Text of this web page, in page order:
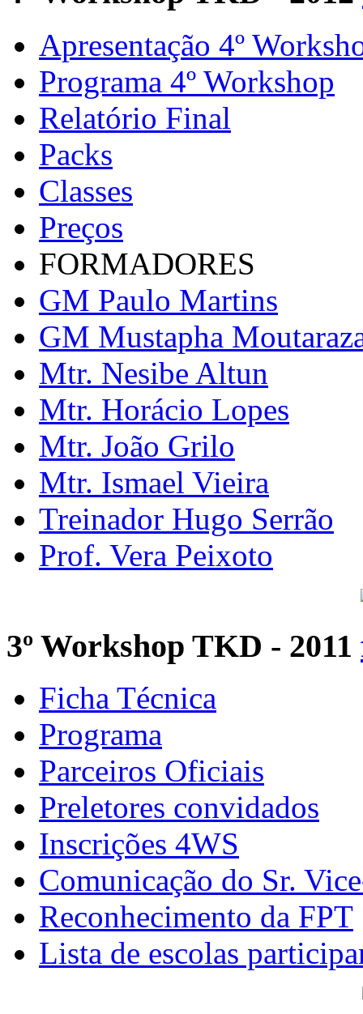
Apresentação 4º
Programa 4º Workshop
Relatório Final
Packs
Classes
Preços
FORMADORES
GM Paulo Martins
GM Mustapha
Mtr. Nesibe Altun
Mtr. Horácio Lopes
Mtr. João Grilo
Mtr. Ismael Vieira
Treinador Hugo Serrão
Prof. Vera Peixoto
3º Workshop TKD - 2011
Ficha Técnica
Programa
Parceiros Oficiais
Preletores convidados
Inscrições 4WS
Comunicação do Sr.
Reconhecimento da FPT
Lista de escolas